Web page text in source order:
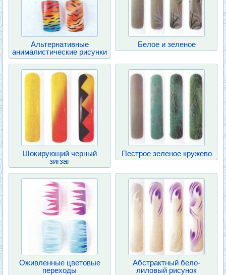
Альтернативные
анималистические рисунки
Белое и зеленое
Шокирующий черный
зигзаг
Пестрое зеленое кружево
Оживленные цветовые
переходы
Абстрактный бело-
лиловый рисунок